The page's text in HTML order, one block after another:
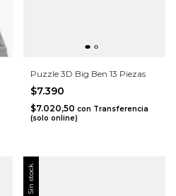
Puzzle 3D Big Ben 13 Piezas
$7.390
$7.020,50 con Transferencia
(solo online)
Sin stock